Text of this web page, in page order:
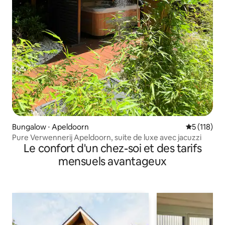
Bungalow ⋅ Apeldoorn Évaluation
5 (118)
Pure Verwennerij Apeldoorn, suite de luxe avec jacuzzi
Le confort d'un chez-soi et des tarifs
mensuels avantageux